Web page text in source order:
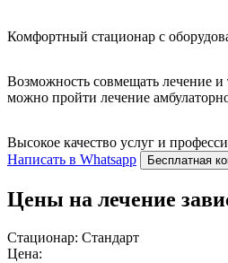
Комфортный стационар с
Возможность совмещать лечение
можно пройти лечение
Высокое качество услуг и
Написать в Whatsapp
Бесплатная
Цены на лечение
Стационар: Стандарт
Цена: